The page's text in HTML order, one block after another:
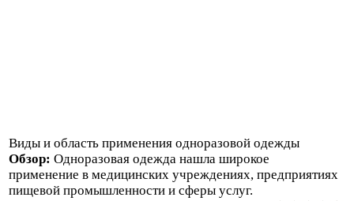
Виды и область применения одноразовой одежды
Обзор: Одноразовая одежда нашла широкое
применение в медицинских учреждениях, предприятиях
пищевой промышленности и сферы услуг.